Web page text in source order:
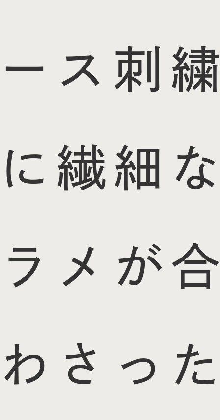
ース刺繍
に繊細な
ラメが合
わさった